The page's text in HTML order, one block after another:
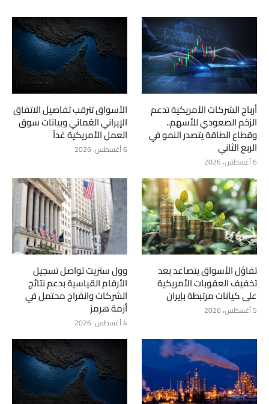
أرباح الشركات الأمريكية تدعم
الزخم الصعودي للأسهم..
وقطاع الطاقة يتصدر النمو في
الربع الثاني
6 أغسطس، 2026
الأسواق تترقب تفاصيل الاتفاق
الإيراني العُماني وبيانات سوق
العمل الأمريكية غداً
6 أغسطس، 2026
تفاؤل الأسواق يتصاعد بعد
تخفيف العقوبات الأمريكية
على كيانات مرتبطة بإيران
5 أغسطس، 2026
وول ستريت تواصل تسجيل
الأرقام القياسية بدعم نتائج
الشركات وانفراج محتمل في
أزمة هرمز
4 أغسطس، 2026